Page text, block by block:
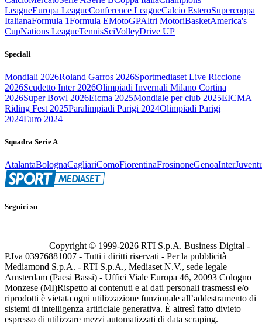
LeagueEuropa LeagueConference LeagueCalcio EsteroSupercoppa
ItalianaFormula 1Formula EMotoGPAltri MotoriBasketAmerica's
CupNations LeagueTennisSciVolleyDrive UP
Speciali
Mondiali 2026Roland Garros 2026Sportmediaset Live Riccione
2026Scudetto Inter 2026Olimpiadi Invernali Milano Cortina
2026Super Bowl 2026Eicma 2025Mondiale per club 2025EICMA
Riding Fest 2025Paralimpiadi Parigi 2024Olimpiadi Parigi
2024Euro 2024
Squadra Serie A
AtalantaBolognaCagliariComoFiorentinaFrosinoneGenoaInter
Seguici su
Copyright © 1999-2026 RTI S.p.A. Business Digital -
P.Iva 03976881007 - Tutti i diritti riservati - Per la pubblicità
Mediamond S.p.A. - RTI S.p.A., Mediaset N.V., sede legale
Amsterdam (Paesi Bassi) - Uffici Viale Europa 46, 20093 Cologno
Monzese (MI)Rispetto ai contenuti e ai dati personali trasmessi e/o
riprodotti è vietata ogni utilizzazione funzionale all’addestramento di
sistemi di intelligenza artificiale generativa. È altresì fatto divieto
espresso di utilizzare mezzi automatizzati di data scraping.